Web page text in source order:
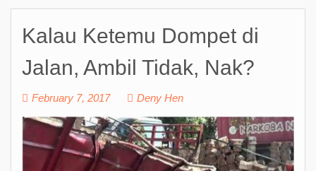
Kalau Ketemu Dompet di
Jalan, Ambil Tidak, Nak?
February 7, 2017 Deny Hen